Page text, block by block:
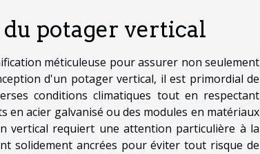
potager vertical
méticuleuse pour assurer non seulement
d'un potager vertical, il est primordial de
conditions climatiques tout en respectant
en acier galvanisé ou des modules en matériaux
vertical requiert une attention particulière à la
solidement ancrées pour éviter tout risque de